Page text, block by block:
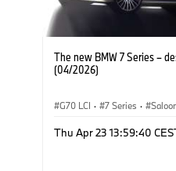
The new BMW 7 Series –
(04/2026)
G70 LCI · 7 Series ·
Thu Apr 23 13:59:40